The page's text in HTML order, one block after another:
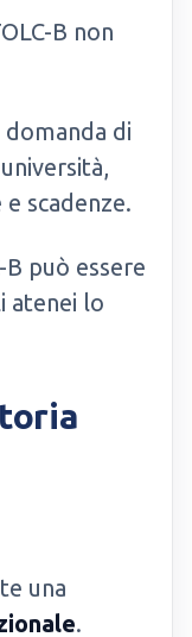
B non
domanda di
scadenze.
può essere
atenei lo
una
.